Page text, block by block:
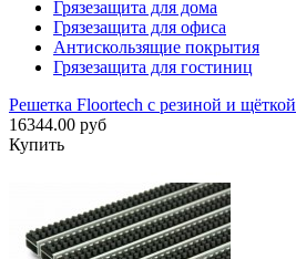
Грязезащита для дома
Грязезащита для офиса
Антискользящие покрытия
Грязезащита для гостиниц
Решетка Floortech с резиной и щёткой
16344.00 руб
Купить